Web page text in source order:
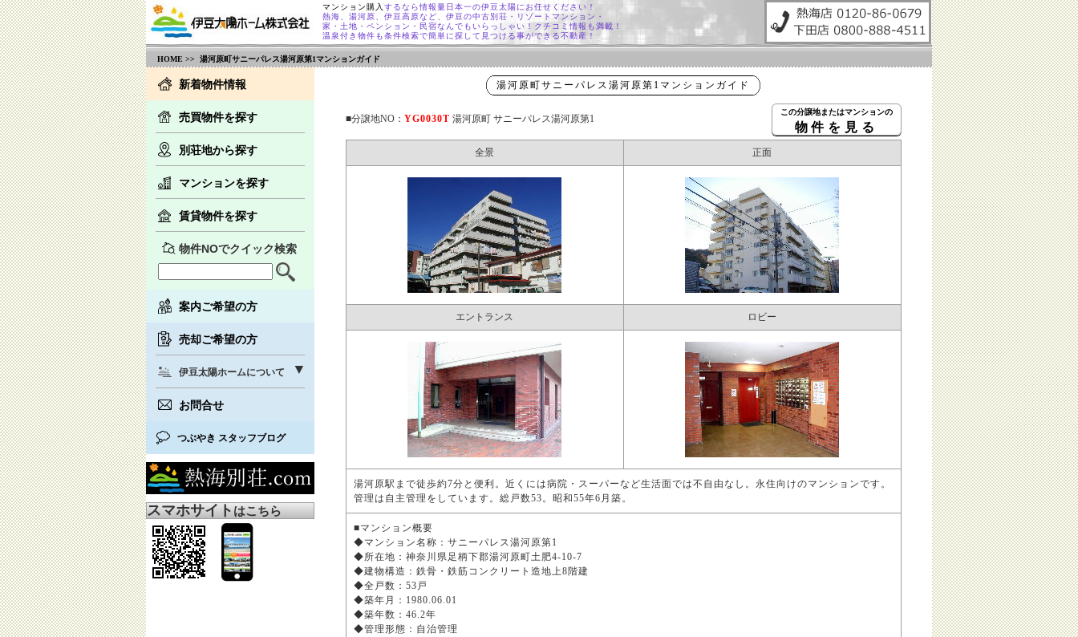
マンション購入 するなら情報量日本一の伊豆太陽にお任せください！
熱海、湯河原、伊豆高原など、伊豆の中古別荘・リゾートマンション・
家・土地・ペンション・民宿なんでもいらっしゃい！クチコミ情報も満載！
温泉付き物件も条件検索で簡単に探して見つける事ができる不動産！
HOME >> 湯河原町サニーパレス湯河原第1マンションガイド
新着物件情報
売買物件を探す
別荘地から探す
マンションを探す
賃貸物件を探す
物件NOでクイック検索
案内ご希望の方
売却ご希望の方
伊豆太陽ホームについて
お問合せ
つぶやき スタッフブログ
スマホサイトはこちら
湯河原町サニーパレス湯河原第1マンションガイド
■分譲地NO： YG0030T 湯河原町 サニーパレス湯河原第1
この分譲地またはマンションの
物件を見る
全景 正面
エントランス ロビー
湯河原駅まで徒歩約7分と便利。近くには病院・スーパーなど生活面では不自由なし。永住向けのマンションです。
管理は自主管理をしています。総戸数53。昭和55年6月築。
■マンション概要
◆マンション名称：サニーパレス湯河原第1
◆所在地：神奈川県足柄下郡湯河原町土肥4-10-7
◆建物構造：鉄骨・鉄筋コンクリート造地上8階建
◆全戸数：53戸
◆築年月：1980.06.01
◆築年数：46.2年
◆管理形態：自治管理